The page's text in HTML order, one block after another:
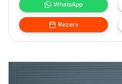
WhatsApp
Rezerv